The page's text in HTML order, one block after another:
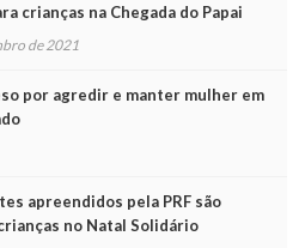
crianças na Chegada do Papai
de 2021
por agredir e manter mulher em
apreendidos pela PRF são
no Natal Solidário